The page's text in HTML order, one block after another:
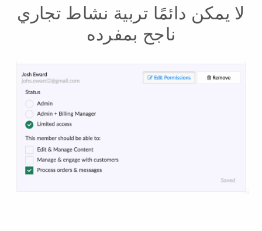
لا يمكن دائمًا تربية نشاط تجاري
ناجح بمفرده